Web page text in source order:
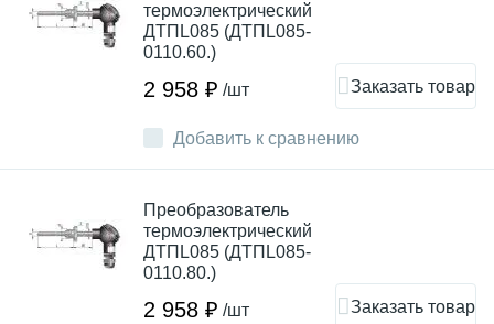
Добавить к сравнению
термоэлектрический
ДТПL085 (ДТПL085-
0110.60.)
2 958 ₽ /шт Заказать товар
Преобразователь
термоэлектрический
ДТПL085 (ДТПL085-
0110.80.)
2 958 ₽ /шт Заказать товар